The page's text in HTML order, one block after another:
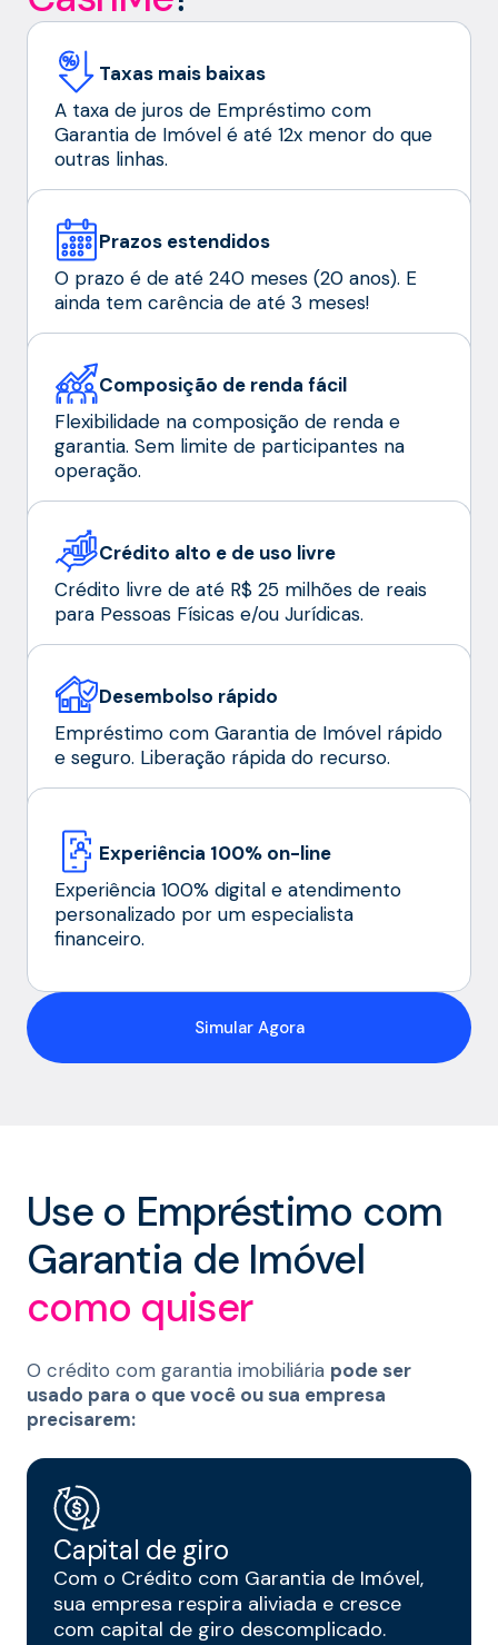
Taxas mais baixas
A taxa de juros de Empréstimo com
Garantia de Imóvel é até 12x menor do que
outras linhas.
Prazos estendidos
O prazo é de até 240 meses (20 anos). E
ainda tem carência de até 3 meses!
Composição de renda fácil
Flexibilidade na composição de renda e
garantia. Sem limite de participantes na
operação.
Crédito alto e de uso livre
Crédito livre de até R$ 25 milhões de reais
para Pessoas Físicas e/ou Jurídicas.
Desembolso rápido
Empréstimo com Garantia de Imóvel rápido
e seguro. Liberação rápida do recurso.
Experiência 100% on-line
Experiência 100% digital e atendimento
personalizado por um especialista
financeiro.
Simular Agora
Use o Empréstimo com
Garantia de Imóvel
como quiser
O crédito com garantia imobiliária pode ser
usado para o que você ou sua empresa
precisarem:
Capital de giro
Com o Crédito com Garantia de Imóvel,
sua empresa respira aliviada e cresce
com capital de giro descomplicado.